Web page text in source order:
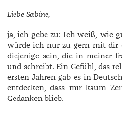
Liebe Sabine,
ja, ich gebe zu: Ich weiß, wie
würde ich nur zu gern mit dir
diejenige sein, die in meiner
und schreibt. Ein Gefühl, das
ersten Jahren gab es in
entdecken, dass mir kaum
Gedanken blieb.